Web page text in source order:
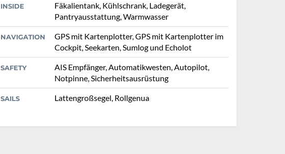
INSIDE
Fäkalientank, Kühlschrank, Ladegerät,
Pantryausstattung, Warmwasser
NAVIGATION
GPS mit Kartenplotter, GPS mit Kartenplotter im
Cockpit, Seekarten, Sumlog und Echolot
SAFETY
AIS Empfänger, Automatikwesten, Autopilot,
Notpinne, Sicherheitsausrüstung
SAILS Lattengroßsegel, Rollgenua